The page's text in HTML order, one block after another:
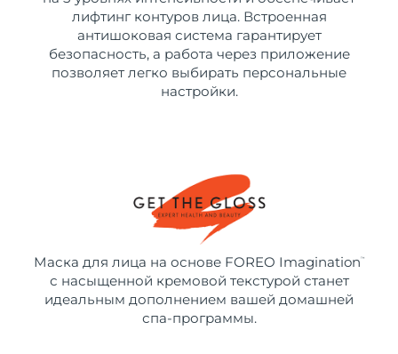
лифтинг контуров лица. Встроенная
антишоковая система гарантирует
безопасность, а работа через приложение
позволяет легко выбирать персональные
настройки.
Маска для лица на основе FOREO Imagination ™
с насыщенной кремовой текстурой станет
идеальным дополнением вашей домашней
спа-программы.